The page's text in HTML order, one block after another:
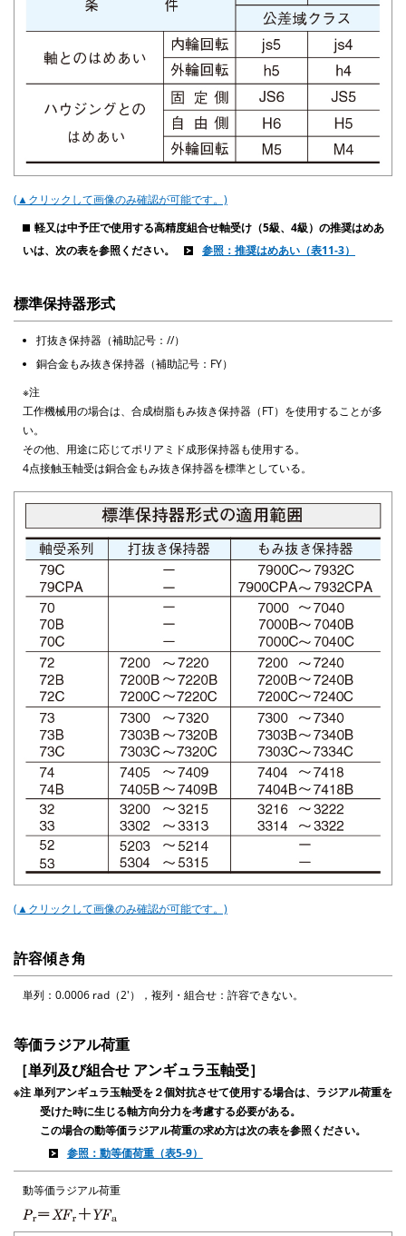
(▲クリックして画像のみ確認が可能です。)
軽又は中予圧で使用する高精度組合せ軸受け（5級、4級）の推奨はめあ
いは、次の表を参照ください。
参照：推奨はめあい（表11-3）
標準保持器形式
打抜き保持器（補助記号：//）
銅合金もみ抜き保持器（補助記号：FY）
※注
工作機械用の場合は、合成樹脂もみ抜き保持器（FT）を使用することが多
い。
その他、用途に応じてポリアミド成形保持器も使用する。
4点接触玉軸受は銅合金もみ抜き保持器を標準としている。
(▲クリックして画像のみ確認が可能です。)
許容傾き角
単列：0.0006 rad（2'），複列・組合せ：許容できない。
等価ラジアル荷重
［単列及び組合せ アンギュラ玉軸受］
※注 単列アンギュラ玉軸受を２個対抗させて使用する場合は、ラジアル荷重を
受けた時に生じる軸方向分力を考慮する必要がある。
この場合の動等価ラジアル荷重の求め方は次の表を参照ください。
参照：動等価荷重（表5-9）
動等価ラジアル荷重